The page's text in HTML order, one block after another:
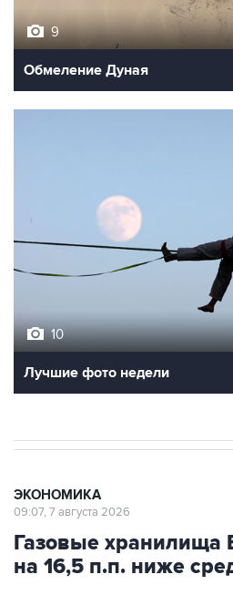
9
Обмеление Дуная
10
Лучшие фото недели
ЭКОНОМИКА
09:07, 7 августа 2026
Газовые хранилища
на 16,5 п.п. ниже